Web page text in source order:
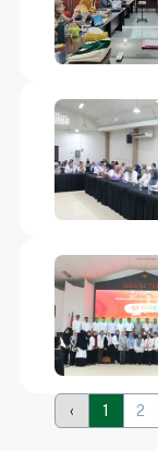
‹ 1 2